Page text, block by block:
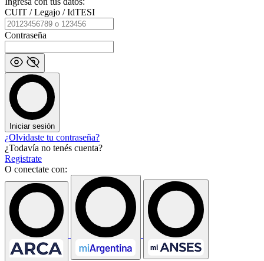
CUIT / Legajo / IdTESI
Contraseña
Iniciar sesión
¿Olvidaste tu contraseña?
¿Todavía no tenés cuenta?
Registrate
O conectate con: